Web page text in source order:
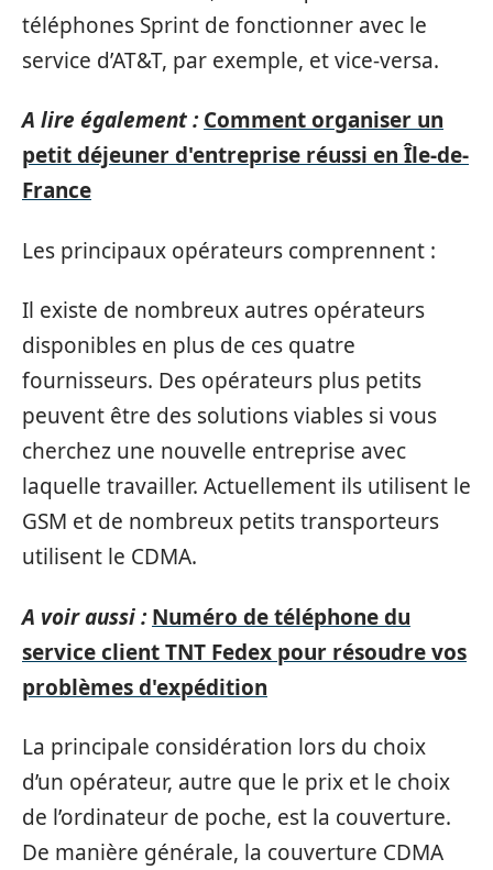
téléphones Sprint de fonctionner avec le
service d’AT&T, par exemple, et vice-versa.
A lire également : Comment organiser un
petit déjeuner d'entreprise réussi en Île-de-
France
Les principaux opérateurs comprennent :
Il existe de nombreux autres opérateurs
disponibles en plus de ces quatre
fournisseurs. Des opérateurs plus petits
peuvent être des solutions viables si vous
cherchez une nouvelle entreprise avec
laquelle travailler. Actuellement ils utilisent le
GSM et de nombreux petits transporteurs
utilisent le CDMA.
A voir aussi : Numéro de téléphone du
service client TNT Fedex pour résoudre vos
problèmes d'expédition
La principale considération lors du choix
d’un opérateur, autre que le prix et le choix
de l’ordinateur de poche, est la couverture.
De manière générale, la couverture CDMA